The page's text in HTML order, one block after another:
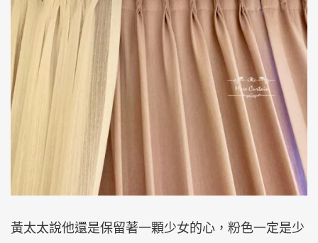
黃太太說他還是保留著一顆少女的心，粉色一定是少